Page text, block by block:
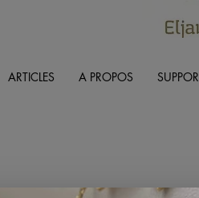
ARTICLES A PROPOS